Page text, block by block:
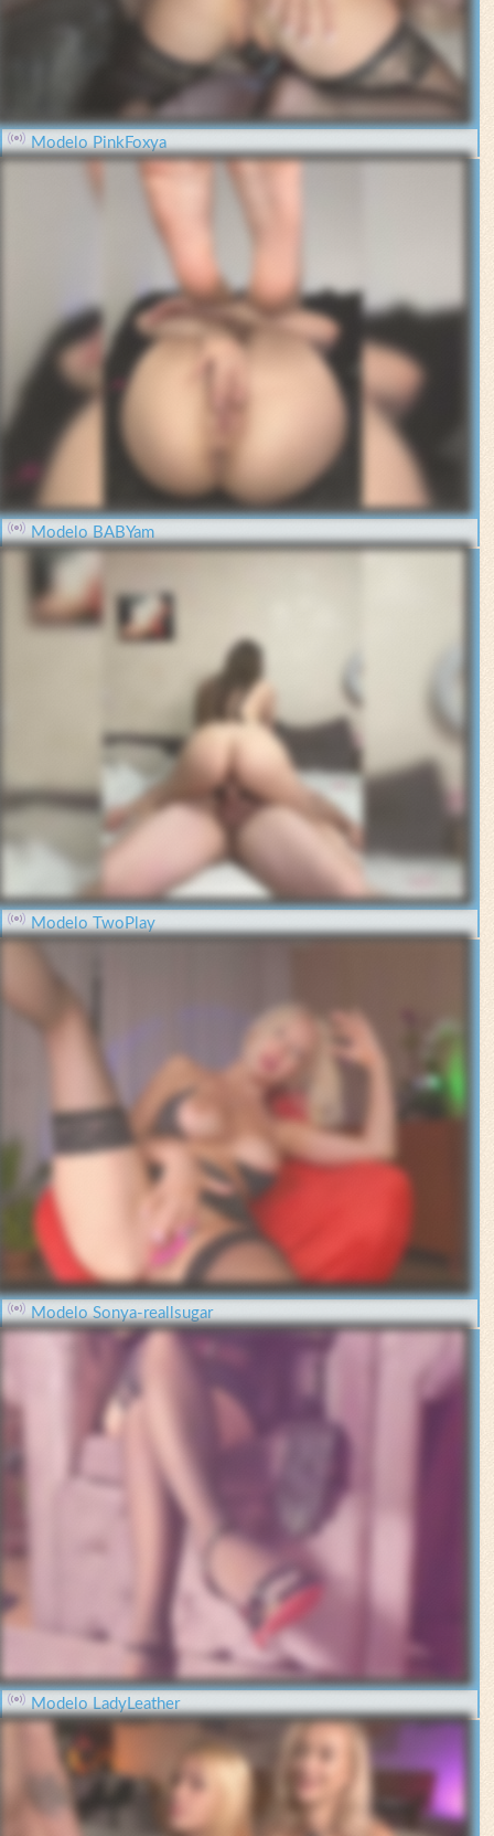
Modelo PinkFoxya
Modelo BABYam
Modelo TwoPlay
Modelo Sonya-reallsugar
Modelo LadyLeather